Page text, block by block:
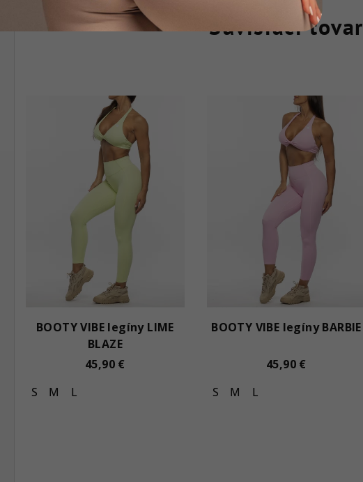
Súvisiaci tovar
BOOTY VIBE legíny LIME
BLAZE
45,90 €
S
M L
BOOTY VIBE legíny BARBIE
45,90 €
S
M L